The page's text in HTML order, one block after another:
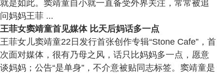
就是如此。窦靖童自小就一直备受外界关注，常常被追
问妈妈王菲 ...
王菲女窦靖童首见媒体 比天后妈话多一点
王菲女儿窦靖童22日发行首张创作专辑“Stone Cafe”，首
次面对媒体，很有乃母之风，话只比妈妈多一点，愿意
谈妈妈；公告“是单身”，不介意被贴同志标签。窦靖童是